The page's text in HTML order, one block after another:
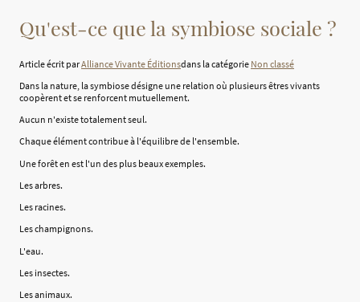
Qu'est-ce que la symbiose sociale ?
Article écrit parAlliance Vivante Éditionsdans la catégorie Non classé
Dans la nature, la symbiose désigne une relation où plusieurs êtres vivants
coopèrent et se renforcent mutuellement.
Aucun n'existe totalement seul.
Chaque élément contribue à l'équilibre de l'ensemble.
Une forêt en est l'un des plus beaux exemples.
Les arbres.
Les racines.
Les champignons.
L'eau.
Les insectes.
Les animaux.